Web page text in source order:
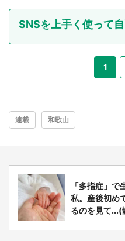
SNSを上手く使って
1
連載 和歌山
「多指症」
私。産後初め
るのを見て